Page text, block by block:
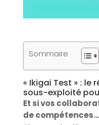
Sommaire
« Ikigai Test » :
sous-exploité
Et si vos
de